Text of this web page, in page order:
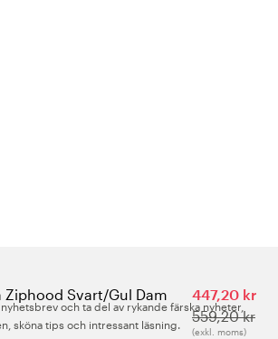
Ziphood Svart/Gul Dam
447,20 kr
559,20 kr
(exkl. moms)
och ta del av rykande färska nyheter,
sköna tips och intressant läsning.